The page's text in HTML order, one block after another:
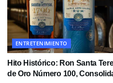
ENTRETENIMIENTO
Hito Histórico: Ron Santa
de Oro Número 100,